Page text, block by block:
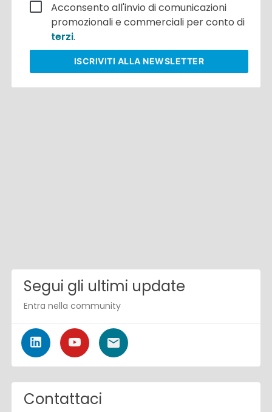
Acconsento all'invio di comunicazioni
promozionali e commerciali per conto di
terzi.
ISCRIVITI ALLA NEWSLETTER
Segui gli ultimi update
Entra nella community
Contattaci